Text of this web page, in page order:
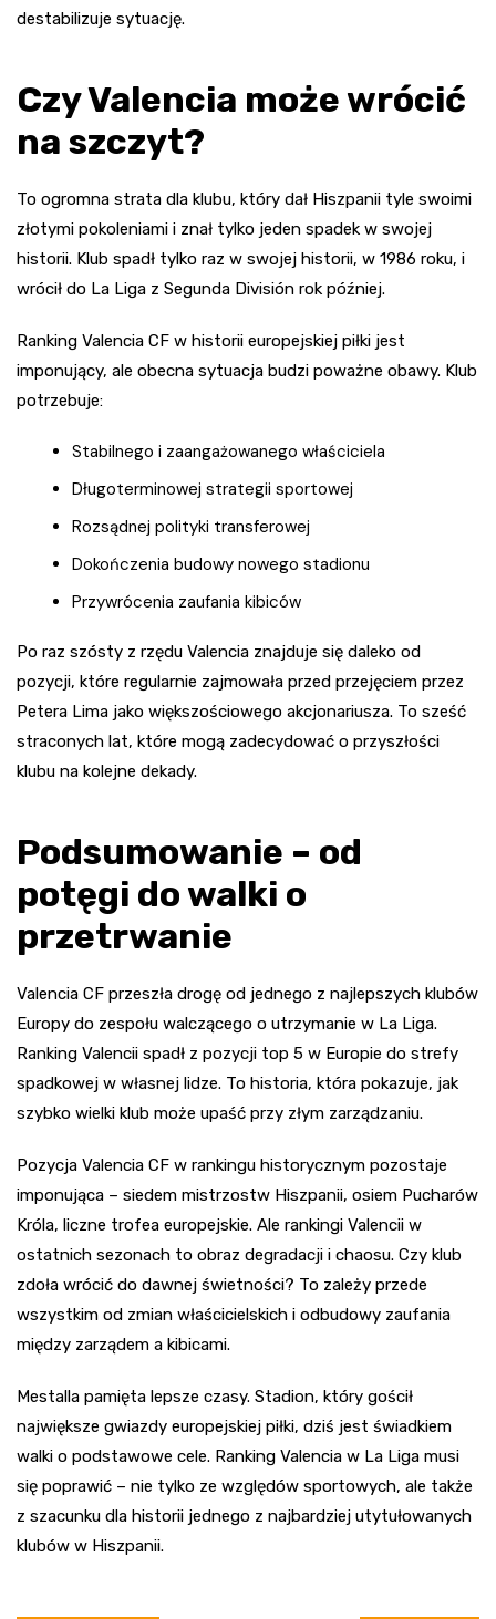
destabilizuje sytuację.
Czy Valencia może wrócić
na szczyt?
To ogromna strata dla klubu, który dał Hiszpanii tyle swoimi
złotymi pokoleniami i znał tylko jeden spadek w swojej
historii. Klub spadł tylko raz w swojej historii, w 1986 roku, i
wrócił do La Liga z Segunda División rok później.
Ranking Valencia CF w historii europejskiej piłki jest
imponujący, ale obecna sytuacja budzi poważne obawy. Klub
potrzebuje:
Stabilnego i zaangażowanego właściciela
Długoterminowej strategii sportowej
Rozsądnej polityki transferowej
Dokończenia budowy nowego stadionu
Przywrócenia zaufania kibiców
Po raz szósty z rzędu Valencia znajduje się daleko od
pozycji, które regularnie zajmowała przed przejęciem przez
Petera Lima jako większościowego akcjonariusza. To sześć
straconych lat, które mogą zadecydować o przyszłości
klubu na kolejne dekady.
Podsumowanie – od
potęgi do walki o
przetrwanie
Valencia CF przeszła drogę od jednego z najlepszych klubów
Europy do zespołu walczącego o utrzymanie w La Liga.
Ranking Valencii spadł z pozycji top 5 w Europie do strefy
spadkowej w własnej lidze. To historia, która pokazuje, jak
szybko wielki klub może upaść przy złym zarządzaniu.
Pozycja Valencia CF w rankingu historycznym pozostaje
imponująca – siedem mistrzostw Hiszpanii, osiem Pucharów
Króla, liczne trofea europejskie. Ale rankingi Valencii w
ostatnich sezonach to obraz degradacji i chaosu. Czy klub
zdoła wrócić do dawnej świetności? To zależy przede
wszystkim od zmian właścicielskich i odbudowy zaufania
między zarządem a kibicami.
Mestalla pamięta lepsze czasy. Stadion, który gościł
największe gwiazdy europejskiej piłki, dziś jest świadkiem
walki o podstawowe cele. Ranking Valencia w La Liga musi
się poprawić – nie tylko ze względów sportowych, ale także
z szacunku dla historii jednego z najbardziej utytułowanych
klubów w Hiszpanii.